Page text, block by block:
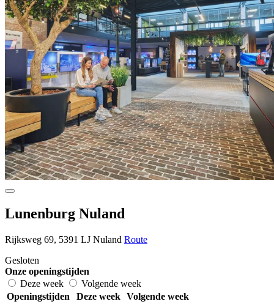
Lunenburg Nuland
Rijksweg 69, 5391 LJ Nuland Route
Gesloten
Onze openingstijden
Deze week
Volgende week
Openingstijden
Deze week
Volgende week